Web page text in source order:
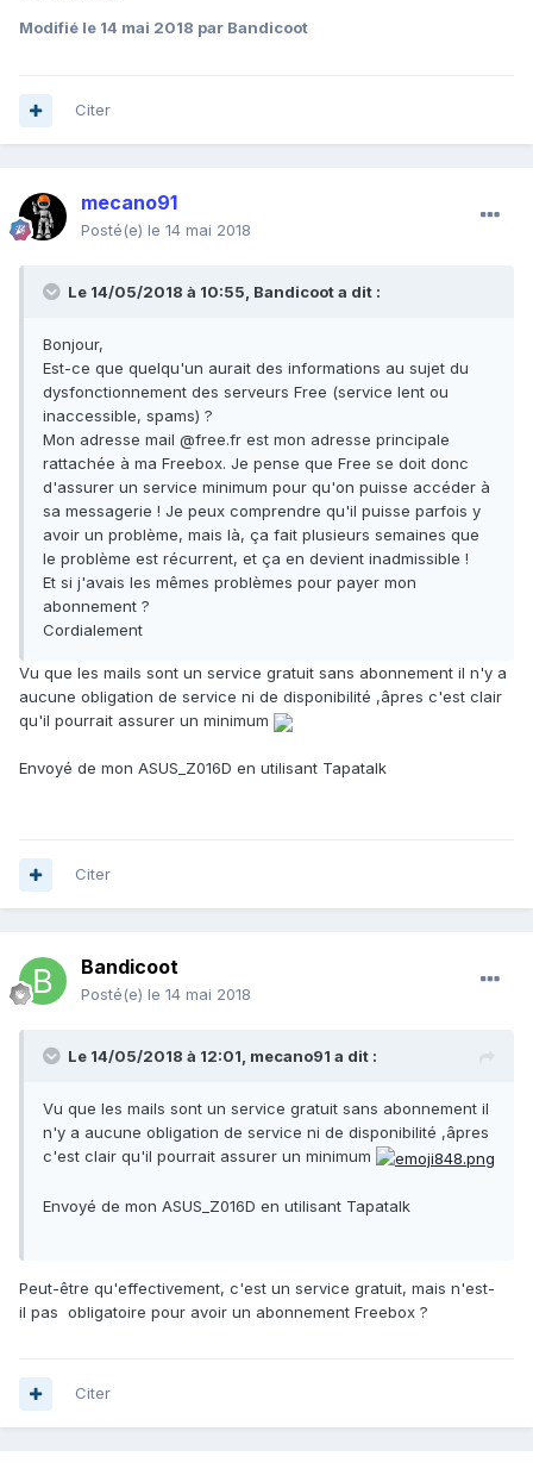
Modifié le 14 mai 2018 par Bandicoot
Citer
mecano91
Posté(e) le 14 mai 2018
Le 14/05/2018 à 10:55, Bandicoota dit :
Bonjour,
Est-ce que quelqu'un aurait des informations au sujet du
dysfonctionnement des serveurs Free (service lent ou
inaccessible, spams) ?
Mon adresse mail @free.fr est mon adresse principale
rattachée à ma Freebox. Je pense que Free se doit donc
d'assurer un service minimum pour qu'on puisse accéder à
sa messagerie ! Je peux comprendre qu'il puisse parfois y
avoir un problème, mais là, ça fait plusieurs semaines que
le problème est récurrent, et ça en devient inadmissible !
Et si j'avais les mêmes problèmes pour payer mon
abonnement ?
Cordialement
Vu que les mails sont un service gratuit sans abonnement il n'y a
aucune obligation de service ni de disponibilité ,âpres c'est clair
qu'il pourrait assurer un minimum
Envoyé de mon ASUS_Z016D en utilisant Tapatalk
Citer
Bandicoot
Posté(e) le 14 mai 2018
Le 14/05/2018 à 12:01, mecano91 a dit :
Vu que les mails sont un service gratuit sans abonnement il
n'y a aucune obligation de service ni de disponibilité ,âpres
c'est clair qu'il pourrait assurer un minimum
Envoyé de mon ASUS_Z016D en utilisant Tapatalk
Peut-être qu'effectivement, c'est un service gratuit, mais n'est-
il pas obligatoire pour avoir un abonnement Freebox ?
Citer